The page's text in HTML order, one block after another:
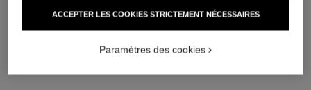
ACCEPTER LES COOKIES STRICTEMENT NÉCESSAIRES
Paramètres des cookies